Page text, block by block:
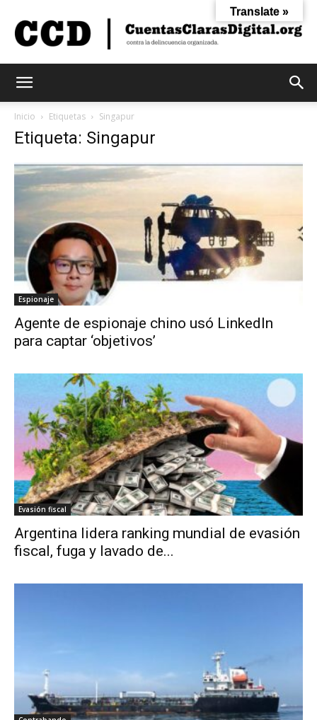
Digital
Inicio Etiquetas Singapur
Etiqueta: Singapur
Espionaje
Agente de espionaje chino usó LinkedIn
para captar ‘objetivos’
Evasión fiscal
Argentina lidera ranking mundial de evasión
fiscal, fuga y lavado de...
Translate »